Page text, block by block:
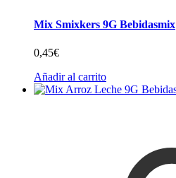
Mix Smixkers 9G Bebidasmix
0,45€
Añadir al carrito